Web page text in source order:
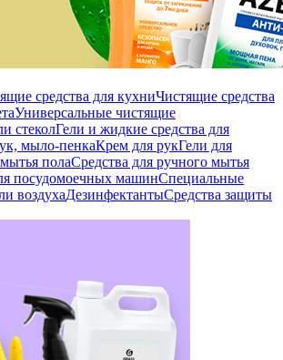
средства для кухниЧистящие средства
Универсальные чистящие
стеколГели и жидкие средства для
мыло-пенкаКрем для рукГели для
полаСредства для ручного мытья
посудомоечных машинСпециальные
воздухаДезинфектантыСредства защиты